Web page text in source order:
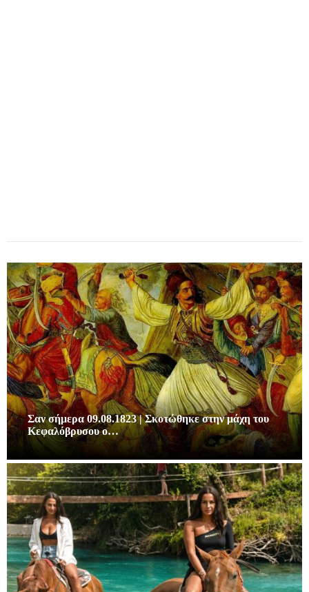
Σαν σήμερα 09.08.1823 | Σκοτώθηκε στην μάχη του
Κεφαλόβρυσου ο…